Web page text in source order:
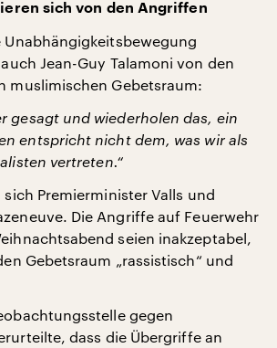
sich von den Angriffen
Unabhängigkeitsbewegung
Jean-Guy Talamoni von den
muslimischen Gebetsraum:
gesagt und wiederholen das, ein
entspricht nicht dem, was wir als
vertreten.“
sich Premierminister Valls und
Die Angriffe auf Feuerwehr
seien inakzeptabel,
Gebetsraum „rassistisch“ und
gegen
dass die Übergriffe an